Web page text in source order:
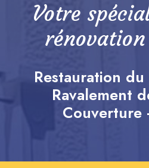
Votre
Restauration
Ravalement
Couverture